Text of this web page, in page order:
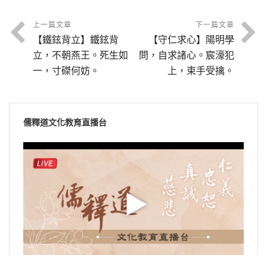
上一篇文章
【鐵鉉背立】鐵鉉背
立，不朝燕王。死生如
一，寸磔何妨。
下一篇文章
【守仁求心】陽明學
問，自求諸心。宸濠犯
上，束手受擒。
儒釋道文化教育直播台